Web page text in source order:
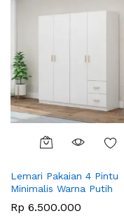
Lemari Pakaian 4 Pintu
Minimalis Warna Putih
Rp 6.500.000